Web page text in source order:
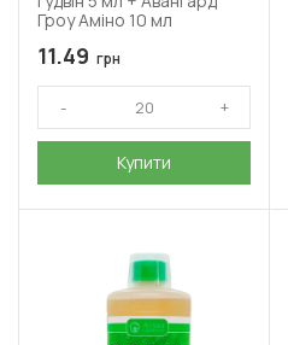
Гроу Аміно 10 мл
11.49 грн
Купити